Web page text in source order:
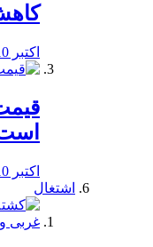
اکتبر 10, 2019
اکتبر 10, 2019
اشتغال